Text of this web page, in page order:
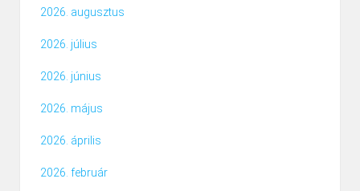
2026. augusztus
2026. július
2026. június
2026. május
2026. április
2026. február